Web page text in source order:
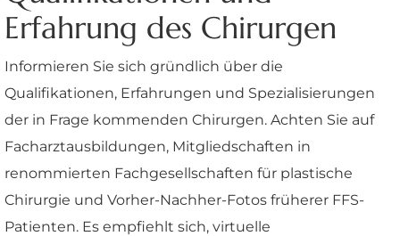
Erfahrung des Chirurgen
Informieren Sie sich gründlich über die
Qualifikationen, Erfahrungen und Spezialisierungen
der in Frage kommenden Chirurgen. Achten Sie auf
Facharztausbildungen, Mitgliedschaften in
renommierten Fachgesellschaften für plastische
Chirurgie und Vorher-Nachher-Fotos früherer FFS-
Patienten. Es empfiehlt sich, virtuelle